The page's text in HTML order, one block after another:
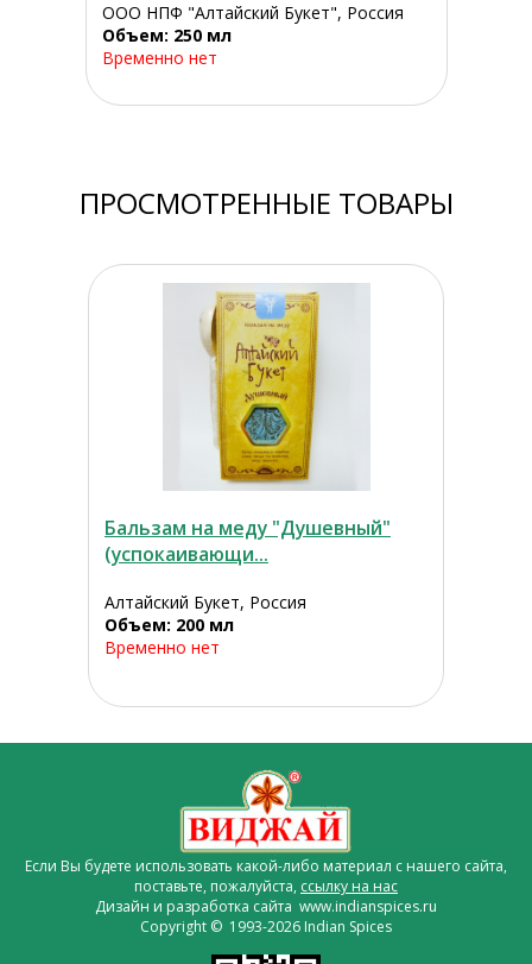
ООО НПФ "Алтайский Букет", Россия
Объем: 250 мл
Временно нет
ПРОСМОТРЕННЫЕ ТОВАРЫ
Бальзам на меду "Душевный"
(успокаивающи...
Алтайский Букет, Россия
Объем: 200 мл
Временно нет
Если Вы будете использовать какой-либо материал с нашего сайта,
поставьте, пожалуйста, ссылку на нас
Дизайн и разработка сайта www.indianspices.ru
Copyright © 1993-2026 Indian Spices